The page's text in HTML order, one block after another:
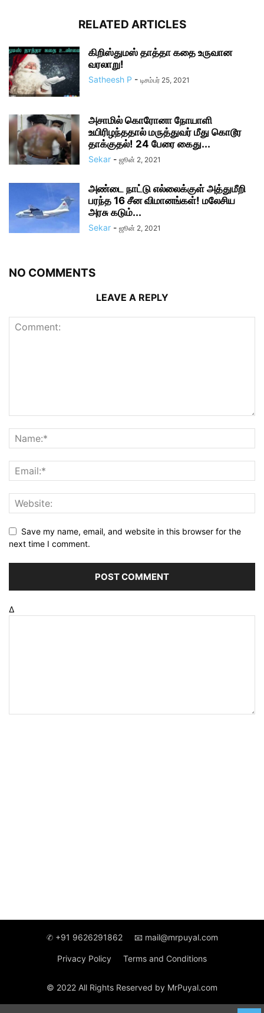
RELATED ARTICLES
கிறிஸ்துமஸ் தாத்தா கதை உருவான
வரலாறு!
Satheesh P - டிசம்பர் 25, 2021
அசாமில் கொரோனா நோயாளி
உயிரிழந்ததால் மருத்துவர் மீது கொடூர
தாக்குதல்! 24 பேரை கைது...
Sekar - ஜூன் 2, 2021
அண்டை நாட்டு எல்லைக்குள் அத்துமீறி
பரந்த 16 சீன விமானங்கள்! மலேசிய
அரசு கடும்...
Sekar - ஜூன் 2, 2021
NO COMMENTS
LEAVE A REPLY
Save my name, email, and website in this browser for the
next time I comment.
Δ
✆ +91 9626291862 📧 mail@mrpuyal.com
Privacy Policy Terms and Conditions
© 2022 All Rights Reserved by MrPuyal.com